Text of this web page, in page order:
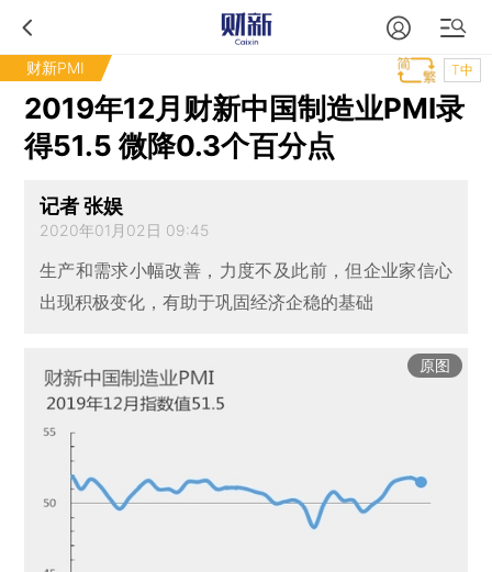
财新PMI T中
2019年12月财新中国制造业PMI录
得51.5 微降0.3个百分点
记者 张娱
2020年01月02日 09:45
生产和需求小幅改善，力度不及此前，但企业家信心
出现积极变化，有助于巩固经济企稳的基础
原图